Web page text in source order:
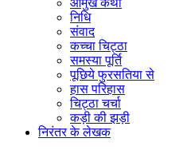
आमुख कथा
निधि
संवाद
कच्चा चिट्ठा
समस्या पूर्ति
पूछिये फुरसतिया से
हास परिहास
चिट्ठा चर्चा
कड़ी की झड़ी
निरंतर के लेखक